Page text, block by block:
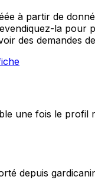
à partir de
la pour
des demandes
une fois le profil
depuis